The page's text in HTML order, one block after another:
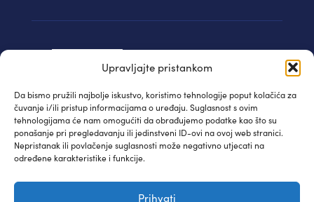
Upravljajte pristankom
Da bismo pružili najbolje iskustvo, koristimo tehnologije poput kolačića za
čuvanje i/ili pristup informacijama o uređaju. Suglasnost s ovim
tehnologijama će nam omogućiti da obrađujemo podatke kao što su
ponašanje pri pregledavanju ili jedinstveni ID-ovi na ovoj web stranici.
Nepristanak ili povlačenje suglasnosti može negativno utjecati na
određene karakteristike i funkcije.
Prihvati